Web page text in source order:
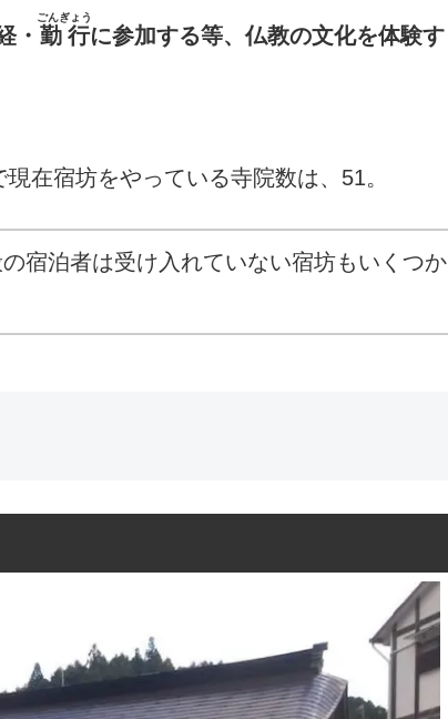
・ 勤行
ごんぎょう
に参加する等、仏教の文化を体験す
在宿坊をやっている寺院数は、51。
宿泊者は受け入れていない宿坊もいくつか